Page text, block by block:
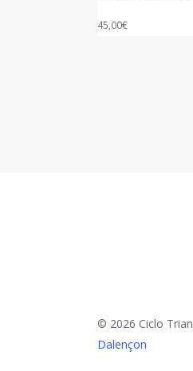
45,00€
© 2026 Ciclo
Dalençon